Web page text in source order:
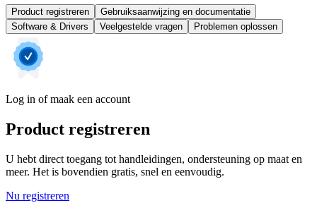
Product registreren
Gebruiksaanwijzing en documentatie
Software & Drivers
Veelgestelde vragen Problemen oplossen
Log in of maak een account
Product registreren
U hebt direct toegang tot handleidingen, ondersteuning op maat en
meer. Het is bovendien gratis, snel en eenvoudig.
Nu registreren